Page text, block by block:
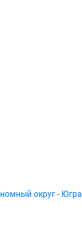
округ - Югра